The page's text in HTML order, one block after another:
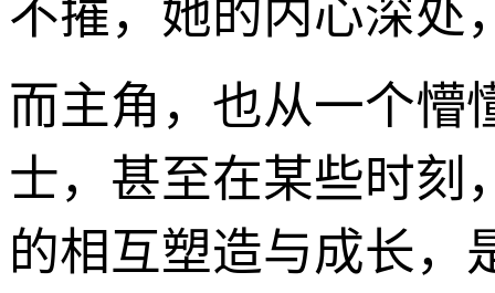
不摧，她的内心深处
而主角，也从一个懵
士，甚至在某些时刻
的相互塑造与成长，